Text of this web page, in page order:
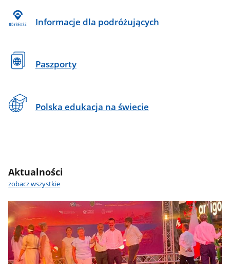
Informacje dla podróżujących
Paszporty
Polska edukacja na świecie
Aktualności
zobacz wszystkie